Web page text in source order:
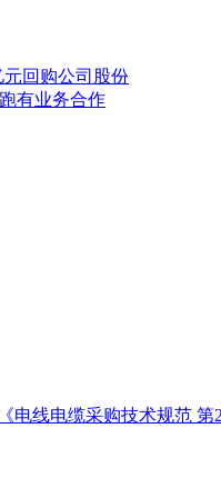
元回购公司股份
有业务合作
电线电缆采购技术规范 第